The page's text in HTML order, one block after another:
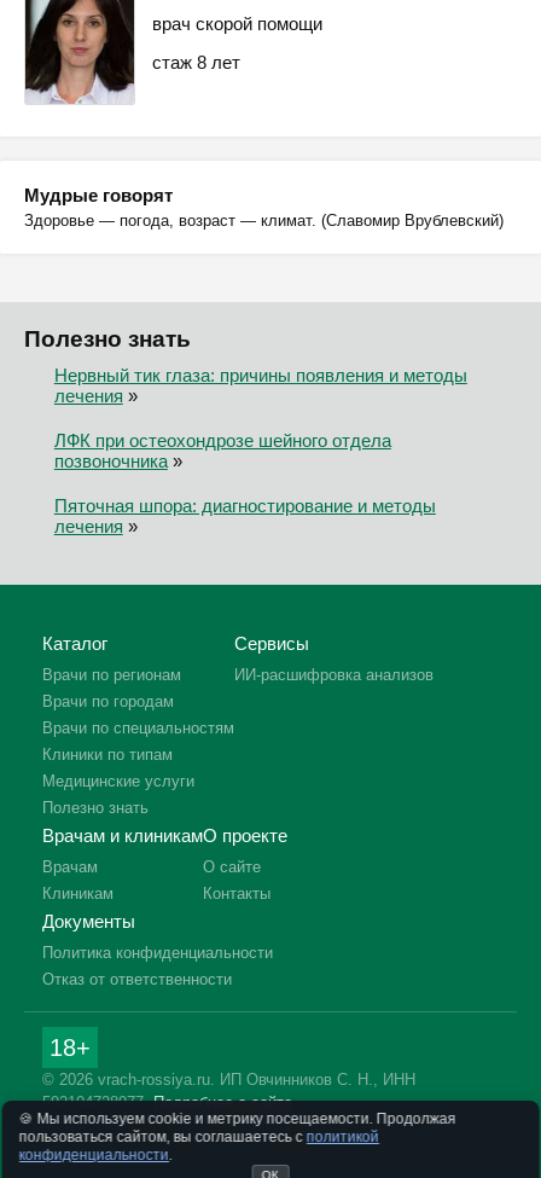
врач скорой помощи
стаж 8 лет
Мудрые говорят
Здоровье — погода, возраст — климат. (Славомир Врублевский)
Полезно знать
Нервный тик глаза: причины появления и методы
лечения »
ЛФК при остеохондрозе шейного отдела
позвоночника»
Пяточная шпора: диагностирование и методы
лечения »
Каталог
Врачи по регионам
Врачи по городам
Врачи по специальностям
Клиники по типам
Медицинские услуги
Полезно знать
Сервисы
ИИ-расшифровка анализов
Врачам и клиникам
Врачам
Клиникам
О проекте
О сайте
Контакты
Документы
Политика конфиденциальности
Отказ от ответственности
18+
© 2026 vrach-rossiya.ru. ИП Овчинников С. Н., ИНН
592104728977.Подробнее о сайте
Информация на сайте не заменяет приём врача. Имеются
противопоказания, необходима консультация специалиста.
🍪 Мы используем cookie и метрику посещаемости. Продолжая
пользоваться сайтом, вы соглашаетесь с политикой
конфиденциальности